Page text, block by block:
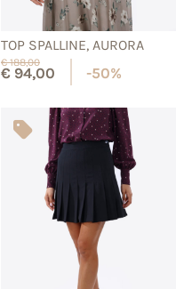
TOP SPALLINE, AURORA
€188,00
€94,00 -50%